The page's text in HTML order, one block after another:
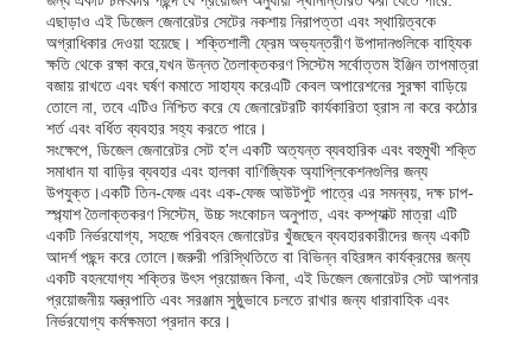
আমাদের সম্পর্কে
কারখানা ভ্রমণ
মান নিয়ন্ত্রণ
আমাদের সাথে যোগাযোগ করুন
খবর
এছাড়াও এই ডিজেল জেনারেটর সেটের নকশায় নিরাপত্তা এবং স্থায়িত্বকে
অগ্রাধিকার দেওয়া হয়েছে। শক্তিশালী ফ্রেম অভ্যন্তরীণ উপাদানগুলিকে বাহ্যিক
ক্ষতি থেকে রক্ষা করে,যখন উন্নত তৈলাক্তকরণ সিস্টেম সর্বোত্তম ইঞ্জিন তাপমাত্রা
বজায় রাখতে এবং ঘর্ষণ কমাতে সাহায্য করেএটি কেবল অপারেশনের সুরক্ষা বাড়িয়ে
তোলে না, তবে এটিও নিশ্চিত করে যে জেনারেটরটি কার্যকারিতা হ্রাস না করে কঠোর
শর্ত এবং বর্ধিত ব্যবহার সহ্য করতে পারে।
সংক্ষেপে, ডিজেল জেনারেটর সেট হ'ল একটি অত্যন্ত ব্যবহারিক এবং বহুমুখী শক্তি
সমাধান যা বাড়ির ব্যবহার এবং হালকা বাণিজ্যিক অ্যাপ্লিকেশনগুলির জন্য
উপযুক্ত।একটি তিন-ফেজ এবং এক-ফেজ আউটপুট পাত্রে এর সমন্বয়, দক্ষ চাপ-
স্প্ল্যাশ তৈলাক্তকরণ সিস্টেম, উচ্চ সংকোচন অনুপাত, এবং কম্প্যাক্ট মাত্রা এটি
একটি নির্ভরযোগ্য, সহজে পরিবহন জেনারেটর খুঁজছেন ব্যবহারকারীদের জন্য একটি
আদর্শ পছন্দ করে তোলে।জরুরী পরিস্থিতিতে বা বিভিন্ন বহিরঙ্গন কার্যক্রমের জন্য
একটি বহনযোগ্য শক্তির উৎস প্রয়োজন কিনা, এই ডিজেল জেনারেটর সেট আপনার
প্রয়োজনীয় যন্ত্রপাতি এবং সরঞ্জাম সুষ্ঠুভাবে চলতে রাখার জন্য ধারাবাহিক এবং
নির্ভরযোগ্য কর্মক্ষমতা প্রদান করে।